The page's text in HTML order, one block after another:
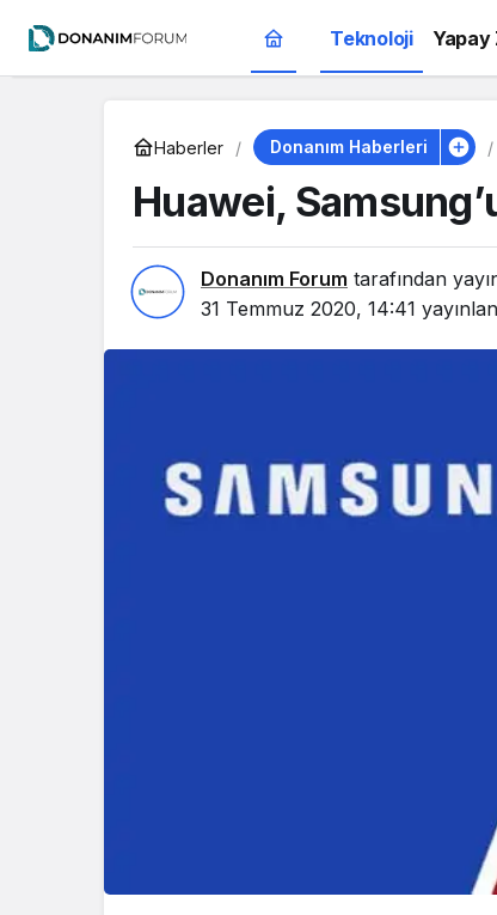
Teknoloji Yapay
Haberler Donanım Haberleri
Huawei,
Donanım Forum tarafından
31 Temmuz 2020, 14:41